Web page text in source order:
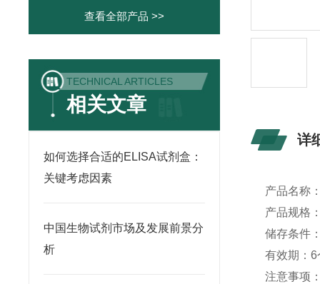
查看全部产品 >>
TECHNICAL ARTICLES
相关文章
如何选择合适的ELISA试剂盒：
关键考虑因素
中国生物试剂市场及发展前景分
析
详
产品名称
产品规格
储存条件
有效期：6
注意事项